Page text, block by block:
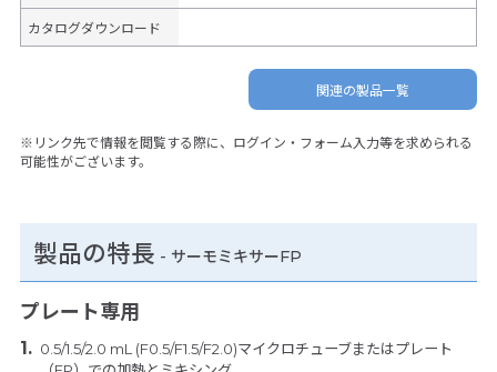
カタログダウンロード
関連の製品一覧
※リンク先で情報を閲覧する際に、ログイン・フォーム入力等を求められる
可能性がございます。
製品の特長 - サーモミキサーFP
プレート専用
0.5/1.5/2.0 mL (F0.5/F1.5/F2.0)マイクロチューブまたはプレート